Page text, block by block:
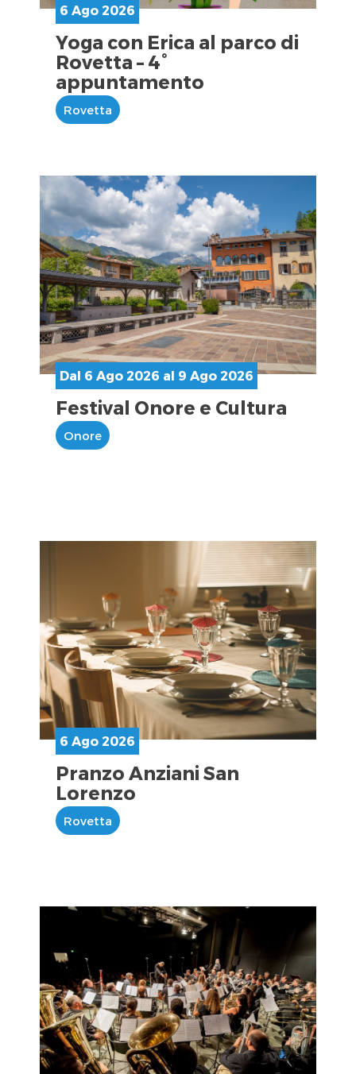
6 Ago 2026
Yoga con Erica al parco di
Rovetta – 4°
appuntamento
Rovetta
Dal 6 Ago 2026 al 9 Ago 2026
Festival Onore e Cultura
Onore
6 Ago 2026
Pranzo Anziani San
Lorenzo
Rovetta